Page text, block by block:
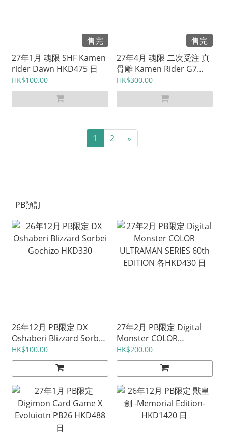
售完
27年1月 魂限 SHF Kamen
rider Dawn HKD475 日
HK$100.00
售完
27年4月 魂限 二次受注 真
骨雕 Kamen Rider G7
HKD720 日
HK$300.00
1 2 »
PB預訂
26年12月 PB限定 DX
Oshaberi Blizzard Sorbei
Gochizo HKD330
HK$100.00
27年2月 PB限定 Digital
Monster COLOR
ULTRAMAN SERIES 60th
EDITION 各HKD430 日
HK$200.00